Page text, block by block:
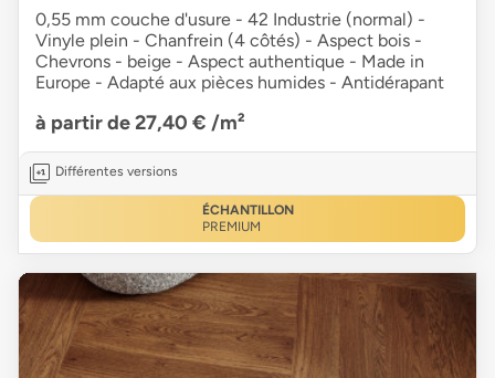
0,55 mm couche d'usure - 42 Industrie (normal) -
Vinyle plein - Chanfrein (4 côtés) - Aspect bois -
Chevrons - beige - Aspect authentique - Made in
Europe - Adapté aux pièces humides - Antidérapant
à partir de 27,40 € /m²
Différentes versions
ÉCHANTILLON
PREMIUM